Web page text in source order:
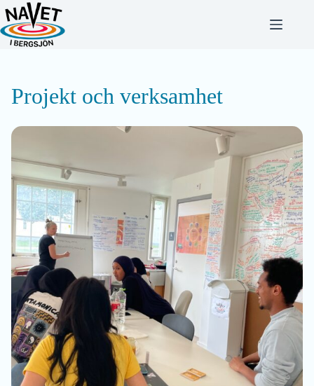
Hoppa
till
innehåll
Projekt och verksamhet